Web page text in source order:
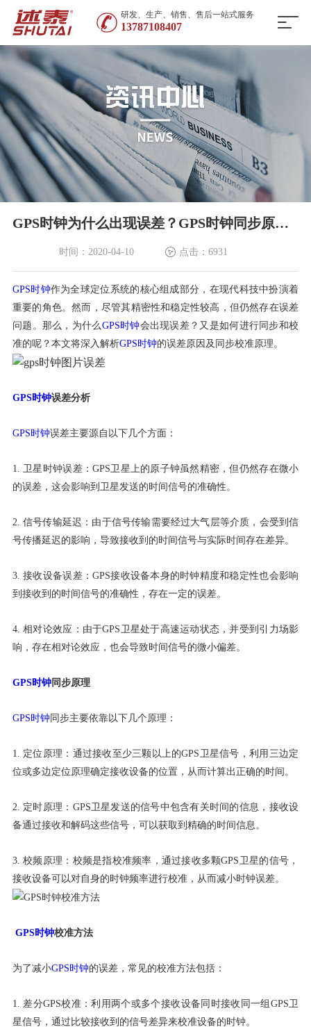
研发、生产、销售、售后一站式服务
13787108407
GPS时钟为什么出现误差？GPS时钟同步原理与校准方法详解-述泰时钟
时间：2020-04-10 点击：6931
GPS时钟作为全球定位系统的核心组成部分，在现代科技中扮演着
重要的角色。然而，尽管其精密性和稳定性较高，但仍然存在误差
问题。那么，为什么 GPS时钟会出现误差？又是如何进行同步和校
准的呢？本文将深入解析GPS时钟的误差原因及同步校准原理。
GPS时钟误差分析
GPS时钟误差主要源自以下几个方面：
1. 卫星时钟误差：GPS卫星上的原子钟虽然精密，但仍然存在微小
的误差，这会影响到卫星发送的时间信号的准确性。
2. 信号传输延迟：由于信号传输需要经过大气层等介质，会受到信
号传播延迟的影响，导致接收到的时间信号与实际时间存在差异。
3. 接收设备误差：GPS接收设备本身的时钟精度和稳定性也会影响
到接收到的时间信号的准确性，存在一定的误差。
4. 相对论效应：由于GPS卫星处于高速运动状态，并受到引力场影
响，存在相对论效应，也会导致时间信号的微小偏差。
GPS时钟同步原理
GPS时钟同步主要依靠以下几个原理：
1. 定位原理：通过接收至少三颗以上的GPS卫星信号，利用三边定
位或多边定位原理确定接收设备的位置，从而计算出正确的时间。
2. 定时原理：GPS卫星发送的信号中包含有关时间的信息，接收设
备通过接收和解码这些信号，可以获取到精确的时间信息。
3. 校频原理：校频是指校准频率，通过接收多颗GPS卫星的信号，
接收设备可以对自身的时钟频率进行校准，从而减小时钟误差。
GPS时钟校准方法
为了减小GPS时钟的误差，常见的校准方法包括：
1. 差分GPS校准：利用两个或多个接收设备同时接收同一组GPS卫
星信号，通过比较接收到的信号差异来校准设备的时钟。